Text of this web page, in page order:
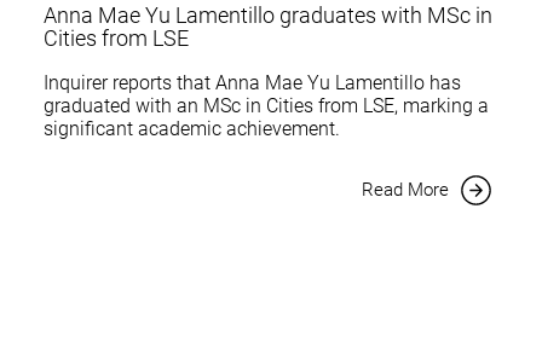
Anna Mae Yu Lamentillo graduates with MSc in
Cities from LSE
Inquirer reports that Anna Mae Yu Lamentillo has
graduated with an MSc in Cities from LSE, marking a
significant academic achievement.
Read More